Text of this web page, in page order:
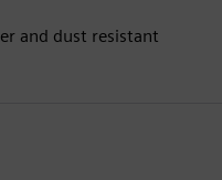
and dust resistant